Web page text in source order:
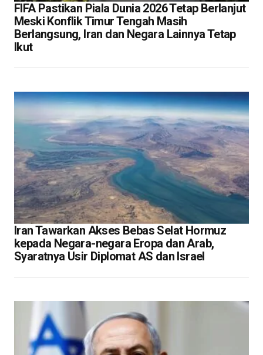
FIFA Pastikan Piala Dunia 2026 Tetap Berlanjut
Meski Konflik Timur Tengah Masih
Berlangsung, Iran dan Negara Lainnya Tetap
Ikut
Iran Tawarkan Akses Bebas Selat Hormuz
kepada Negara-negara Eropa dan Arab,
Syaratnya Usir Diplomat AS dan Israel